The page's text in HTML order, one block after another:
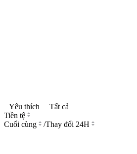
Yêu thích
Tất cả
Tiền tệ
Cuối cùng
/Thay đổi 24H